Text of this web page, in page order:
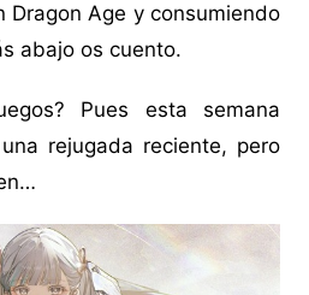
Dragon Age y consumiendo
abajo os cuento.
Pues esta semana
rejugada reciente, pero